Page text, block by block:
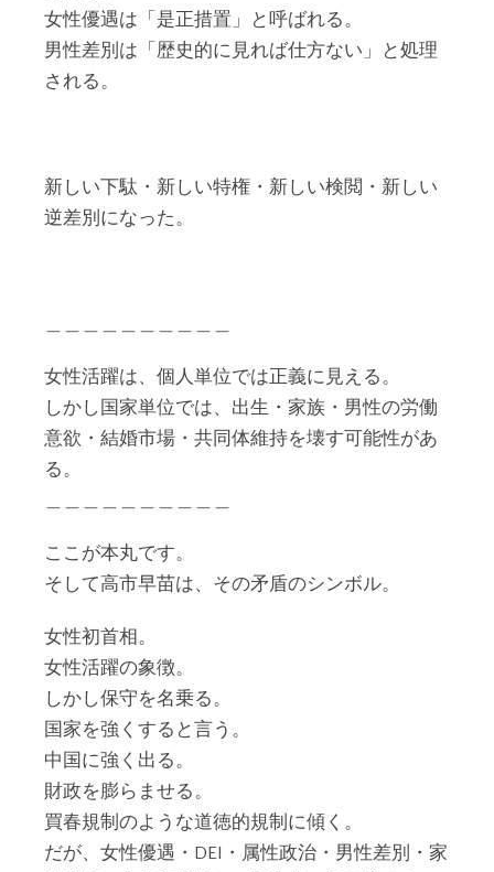
女性優遇は「是正措置」と呼ばれる。
男性差別は「歴史的に見れば仕方ない」と処理
される。
新しい下駄・新しい特権・新しい検閲・新しい
逆差別になった。
女性活躍は、個人単位では正義に見える。
しかし国家単位では、出生・家族・男性の労働
意欲・結婚市場・共同体維持を壊す可能性があ
る。
ここが本丸です。
そして高市早苗は、その矛盾のシンボル。
女性初首相。
女性活躍の象徴。
しかし保守を名乗る。
国家を強くすると言う。
中国に強く出る。
財政を膨らませる。
買春規制のような道徳的規制に傾く。
だが、女性優遇・DEI・属性政治・男性差別・家